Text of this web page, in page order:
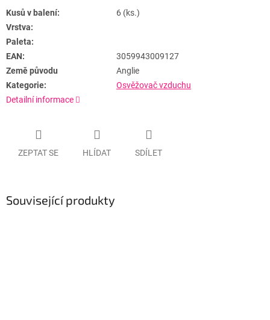
Kusů v balení:
6 (ks.)
Vrstva:
Paleta:
EAN:
3059943009127
Země původu
Anglie
Kategorie:
Osvěžovač vzduchu
Detailní informace
ZEPTAT SE HLÍDAT SDÍLET
Související produkty